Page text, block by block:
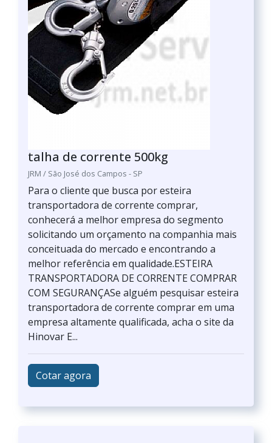
talha de corrente 500kg
JRM / São José dos Campos - SP
Para o cliente que busca por esteira
transportadora de corrente comprar,
conhecerá a melhor empresa do segmento
solicitando um orçamento na companhia mais
conceituada do mercado e encontrando a
melhor referência em qualidade.ESTEIRA
TRANSPORTADORA DE CORRENTE COMPRAR
COM SEGURANÇASe alguém pesquisar esteira
transportadora de corrente comprar em uma
empresa altamente qualificada, acha o site da
Hinovar E...
Cotar agora